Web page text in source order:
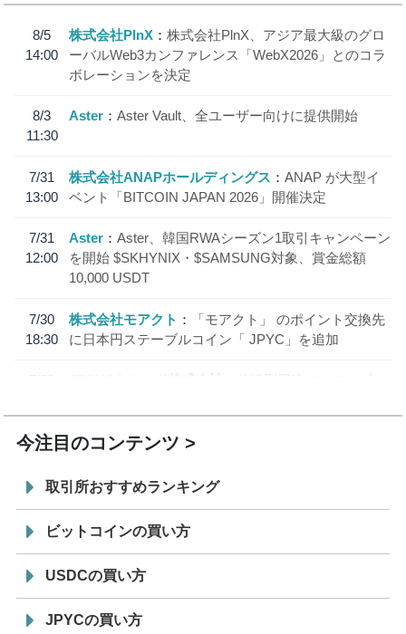
8/5
14:00
株式会社PlnX
株式会社PlnX、アジア最大級のグロ
ーバルWeb3カンファレンス「WebX2026」とのコラ
ボレーションを決定
8/3
11:30
Aster Aster Vault、全ユーザー向けに提供開始
7/31
13:00
株式会社ANAPホールディングス
ANAP が大型イ
ベント「BITCOIN JAPAN 2026」開催決定
7/31
12:00
Aster
Aster、韓国RWAシーズン1取引キャンペーン
を開始 $SKHYNIX・$SAMSUNG対象、賞金総額
10,000 USDT
7/30
18:30
株式会社モアクト
「モアクト」 のポイント交換先
に日本円ステーブルコイン「 JPYC」を追加
7/29
SBI VCトレード株式会社
信託型円建てステーブル
今注目のコンテンツ
取引所おすすめランキング
ビットコインの買い方
USDCの買い方
JPYCの買い方